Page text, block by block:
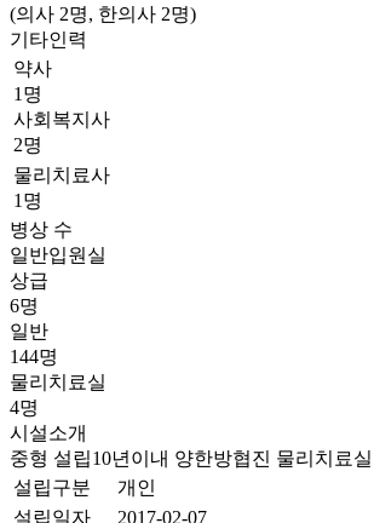
(의사 2명, 한의사 2명)
기타인력
약사
1명
사회복지사
2명
물리치료사
1명
병상 수
일반입원실
상급
6명
일반
144명
물리치료실
4명
시설소개
중형 설립10년이내 양한방협진 물리치료실
설립구분
개인
설립일자
2017-02-07